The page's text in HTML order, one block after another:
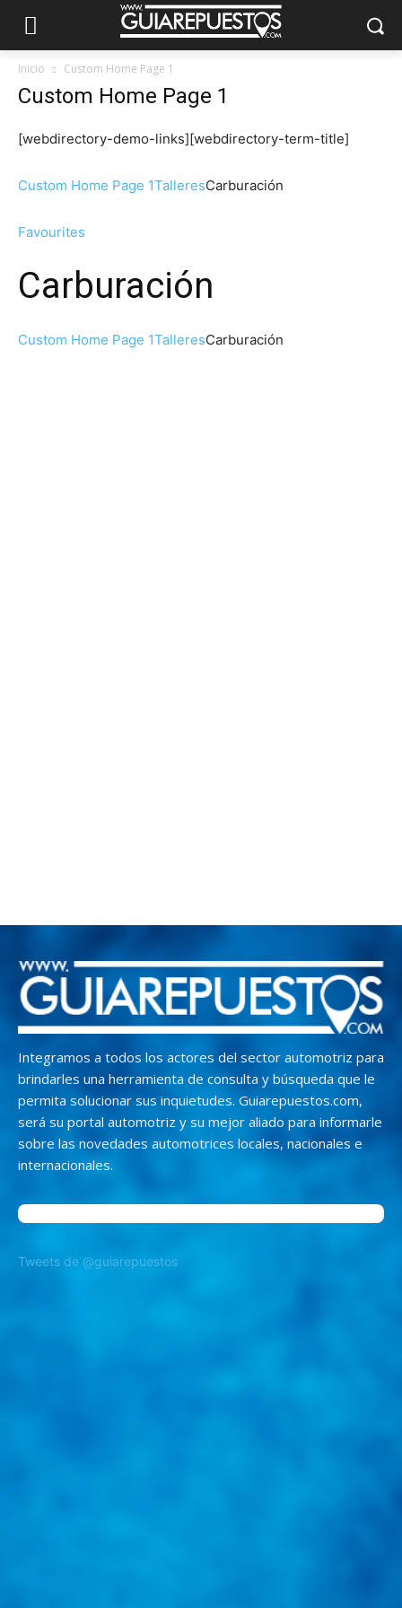
Inicio Custom Home Page 1
Custom Home Page 1
[webdirectory-demo-links][webdirectory-term-title]
Custom Home Page 1TalleresCarburación
Favourites
Carburación
Custom Home Page 1TalleresCarburación
Integramos a todos los actores del sector automotriz para
brindarles una herramienta de consulta y búsqueda que le
permita solucionar sus inquietudes. Guiarepuestos.com,
será su portal automotriz y su mejor aliado para informarle
sobre las novedades automotrices locales, nacionales e
internacionales.
Tweets de @guiarepuestos